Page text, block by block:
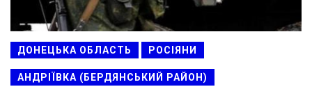
ДОНЕЦЬКА ОБЛАСТЬ РОСІЯНИ
АНДРІЇВКА (БЕРДЯНСЬКИЙ РАЙОН)